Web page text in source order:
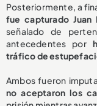
Posteriormente, a
fue capturado Juan
señalado de
antecedentes por
tráfico de
Ambos fueron
no aceptaron los